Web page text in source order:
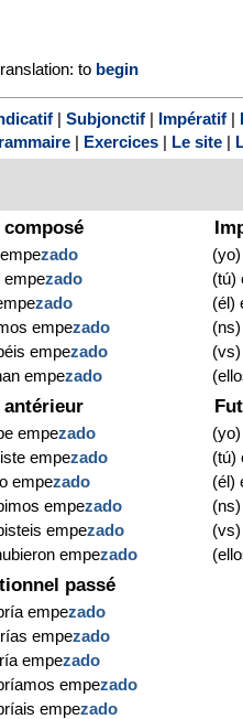
to begin
| Subjonctif| Impératif|
| Exercices | Le site |
composé
zado
empezado
zado
empezado
empezado
empezado
(tú)
(él)
antérieur
empezado
empezado
empezado
empezado
empezado
empezado
(tú)
(él)
passé
empezado
empezado
empezado
empezado
empezado